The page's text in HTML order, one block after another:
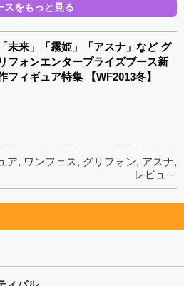
スをもっと見る
「未来」「霧姫」「アスナ」など グ
リフォンエンタープライズブース新
フィギュア特集 【WF2013冬】
ア, ワンフェス, グリフォン, アスナ,
レビュ－